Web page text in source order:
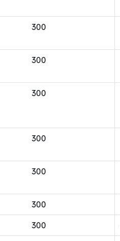
300
300
300
300
300
300
300